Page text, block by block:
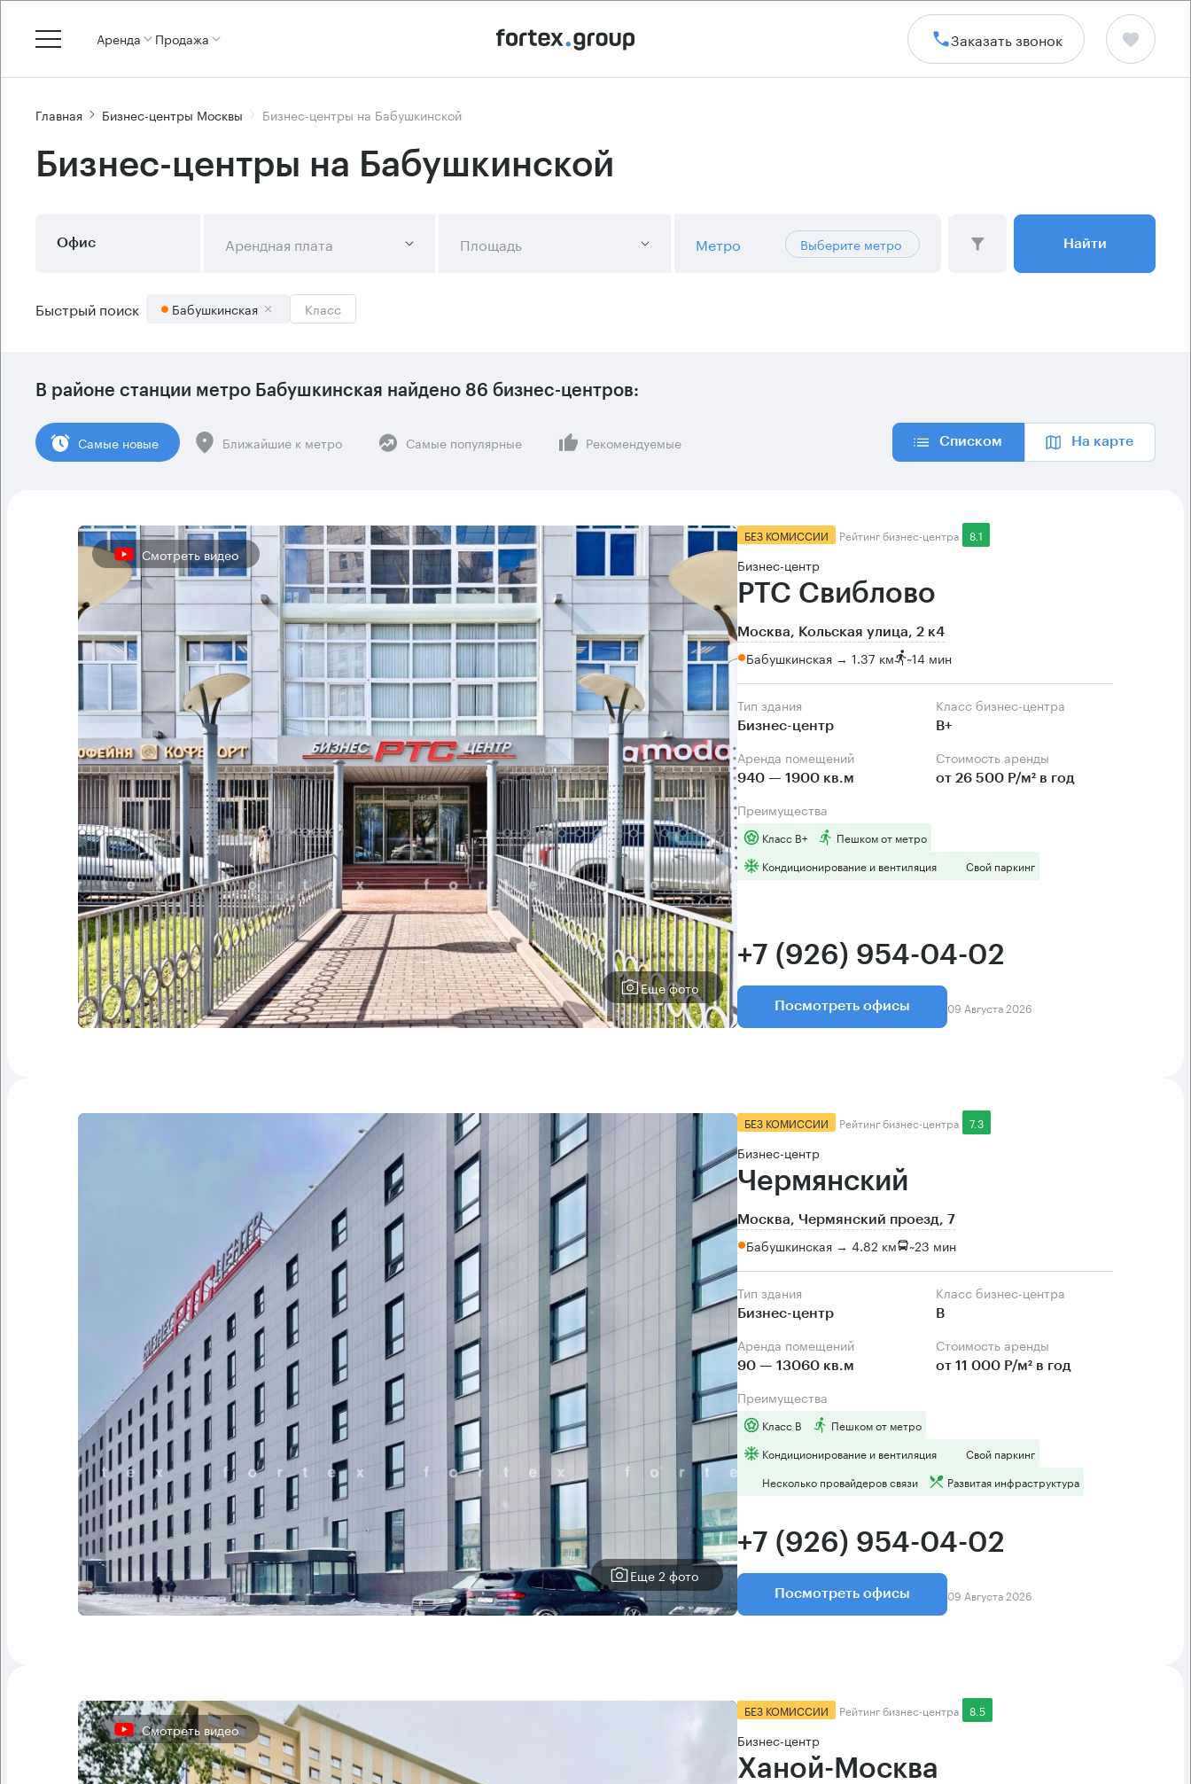
Аренда Продажа Заказать звонок
Главная Бизнес-центры Москвы Бизнес-центры на Бабушкинской
Бизнес-центры на Бабушкинской
Офис Арендная плата Площадь Метро Выберите метро Найти
Быстрый поиск Бабушкинская Класс
В районе станции метро Бабушкинская найдено 86 бизнес-центров:
Cамые новые Ближайшие к метро Самые популярные Рекомендуемые Списком На карте
Смотреть видео
Еще фото
БЕЗ КОМИССИИ Рейтинг бизнес-центра 8.1
Бизнес-центр
РТС Свиблово
Москва, Кольская улица, 2 к4
Бабушкинская → 1.37 км ~14 мин
Тип здания
Бизнес-центр
Класс бизнес-центра
B+
Аренда помещений
940 — 1900 кв.м
Стоимость аренды
от 26 500 Р/м² в год
Преимущества
Класс B+
Пешком от метро
Кондиционирование и вентиляция
Свой паркинг
+7 (926) 954-04-02
Посмотреть офисы 09 Августа 2026
Еще 2 фото
БЕЗ КОМИССИИ Рейтинг бизнес-центра 7.3
Бизнес-центр
Чермянский
Москва, Чермянский проезд, 7
Бабушкинская → 4.82 км ~23 мин
Тип здания
Бизнес-центр
Класс бизнес-центра
B
Аренда помещений
90 — 13060 кв.м
Стоимость аренды
от 11 000 Р/м² в год
Преимущества
Класс B
Пешком от метро
Кондиционирование и вентиляция
Свой паркинг
Несколько провайдеров связи
Развитая инфраструктура
+7 (926) 954-04-02
Посмотреть офисы 09 Августа 2026
Смотреть видео
БЕЗ КОМИССИИ Рейтинг бизнес-центра 8.5
Бизнес-центр
Ханой-Москва